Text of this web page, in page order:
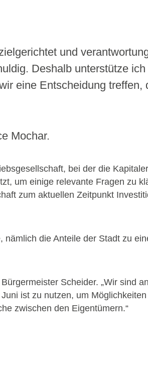
und
Deshalb unterstütze
eine Entscheidung treffen,
Mochar.
bei der die
um einige relevante Fragen zu
zum aktuellen Zeitpunkt
die Anteile der Stadt zu
Scheider. „Wir sind
ist zu nutzen, um
zwischen den Eigentümern.“